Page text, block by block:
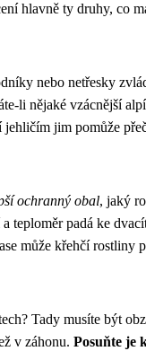
hlavně ty druhy, co
nebo netřesky
li nějaké vzácnější
jim pomůže
ochranný obal, jaký
teploměr padá ke
může křehčí rostliny
Tady musíte být
v záhonu. Posuňte je